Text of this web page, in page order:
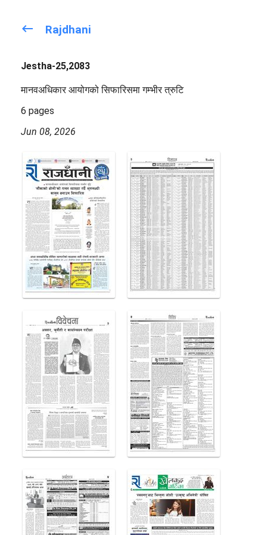
keyboard_backspace Rajdhani
Jestha-25,2083
मानवअधिकार आयोगको सिफारिसमा गम्भीर त्रुटि
6 pages
Jun 08, 2026